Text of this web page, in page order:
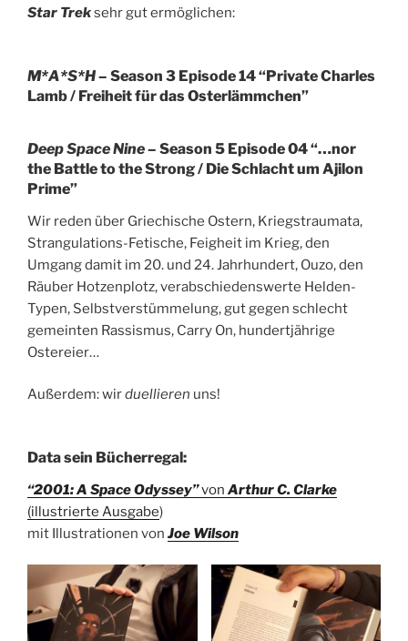
Star Treksehr gut ermöglichen:
M*A*S*H– Season 3 Episode 14 “Private Charles
Lamb / Freiheit für das Osterlämmchen”
Deep Space Nine– Season 5 Episode 04 “…nor
the Battle to the Strong / Die Schlacht um Ajilon
Prime”
Wir reden über Griechische Ostern, Kriegstraumata,
Strangulations-Fetische, Feigheit im Krieg, den
Umgang damit im 20. und 24. Jahrhundert, Ouzo, den
Räuber Hotzenplotz, verabschiedenswerte Helden-
Typen, Selbstverstümmelung, gut gegen schlecht
gemeinten Rassismus, Carry On, hundertjährige
Ostereier…
Außerdem: wirduellieren uns!
Data sein Bücherregal:
“2001: A Space Odyssey”von Arthur C. Clarke
(illustrierte Ausgabe)
mit Illustrationen von Joe Wilson